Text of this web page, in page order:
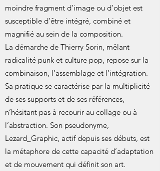
moindre fragment d’image ou d’objet est
susceptible d’être intégré, combiné et
magnifié au sein de la composition.
La démarche de Thierry Sorin, mêlant
radicalité punk et culture pop, repose sur la
combinaison, l’assemblage et l’intégration.
Sa pratique se caractérise par la multiplicité
de ses supports et de ses références,
n’hésitant pas à recourir au collage ou à
l’abstraction. Son pseudonyme,
Lezard_Graphic, actif depuis ses débuts, est
la métaphore de cette capacité d’adaptation
et de mouvement qui définit son art.